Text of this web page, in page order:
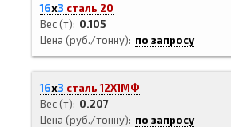
16х3 сталь 20
Вес (т)
0.105
Цена (руб./тонну)
по запросу
16х3 сталь 12Х1МФ
Вес (т)
0.207
Цена (руб./тонну)
по запросу